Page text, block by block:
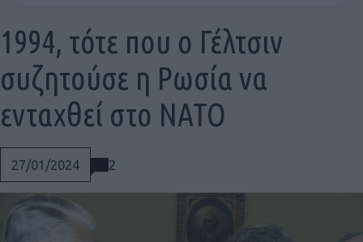
27/01/2024 2
1994, τότε που ο Γέλτσιν
συζητούσε η Ρωσία να
ενταχθεί στο ΝΑΤΟ